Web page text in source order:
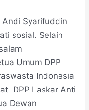
Andi Syarifuddin
sosial. Selain
Umum DPP
Indonesia
DPP Laskar Anti
Dewan